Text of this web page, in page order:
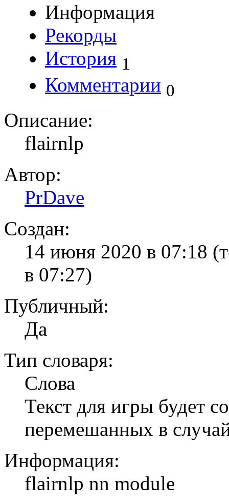
Информация
Рекорды
История 1
Комментарии 0
Описание:
flairnlp
Автор:
PrDave
Создан:
14 июня 2020 в 07:18
в 07:27)
Публичный:
Да
Тип словаря:
Слова
Текст для игры будет
перемешанных в
Информация:
flairnlp nn module